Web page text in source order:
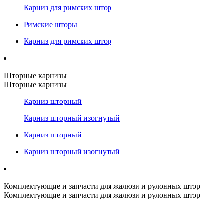
Карниз для римских штор
Римские шторы
Карниз для римских штор
Шторные карнизы
Шторные карнизы
Карниз шторный
Карниз шторный изогнутый
Карниз шторный
Карниз шторный изогнутый
Комплектующие и запчасти для жалюзи и рулонных штор
Комплектующие и запчасти для жалюзи и рулонных штор